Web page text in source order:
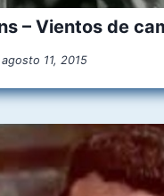
– Vientos de
agosto 11, 2015